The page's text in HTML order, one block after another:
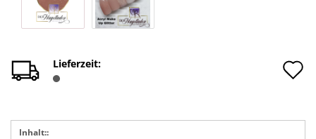
Lieferzeit:
Inhalt::